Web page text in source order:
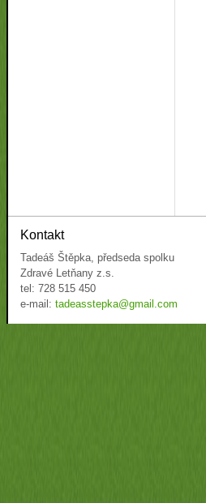
Kontakt
Tadeáš Štěpka, předseda spolku
Zdravé Letňany z.s.
tel: 728 515 450
e-mail: tadeasstepka@gmail.com